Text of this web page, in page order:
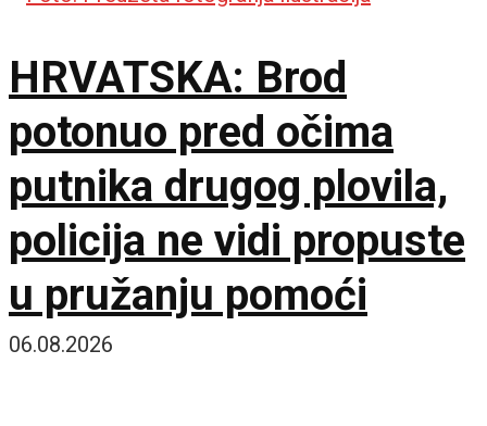
HRVATSKA: Brod
potonuo pred očima
putnika drugog plovila,
policija ne vidi propuste
u pružanju pomoći
06.08.2026